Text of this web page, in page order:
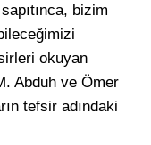
bizim
okuyan
Abduh ve Ömer
tefsir adındaki